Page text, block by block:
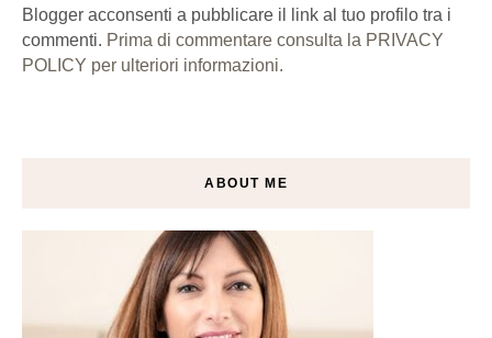
Blogger acconsenti a pubblicare il link al tuo profilo tra i
commenti. Prima di commentare consulta la PRIVACY
POLICY per ulteriori informazioni.
ABOUT ME